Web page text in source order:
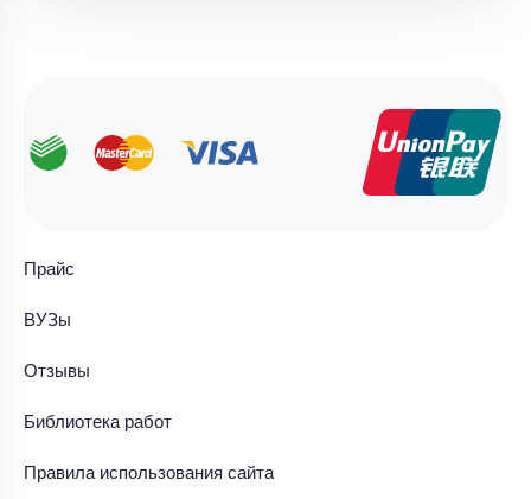
Прайс
ВУЗы
Отзывы
Библиотека работ
Правила использования сайта